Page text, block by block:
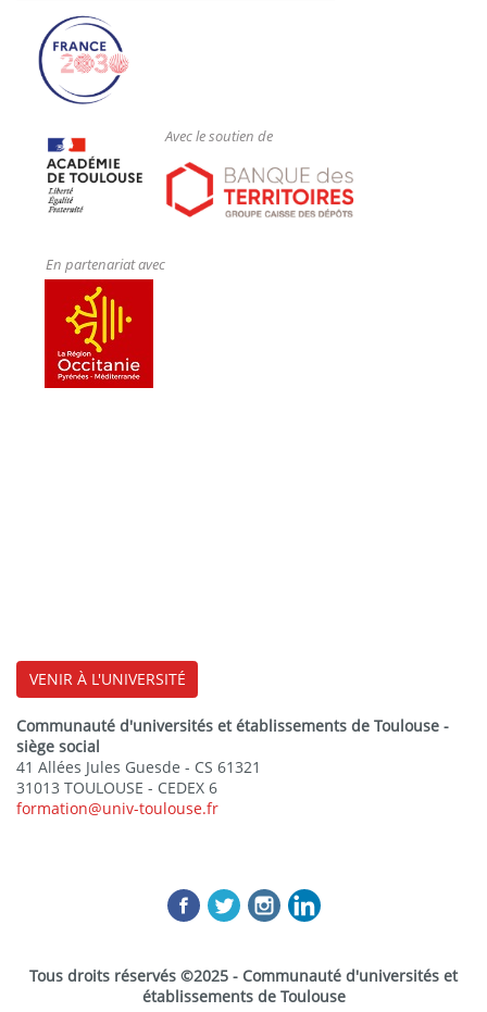
Avec le soutien de
En partenariat avec
VENIR À L'UNIVERSITÉ
Communauté d'universités et établissements de Toulouse -
siège social
41 Allées Jules Guesde - CS 61321
31013 TOULOUSE - CEDEX 6
formation@univ-toulouse.fr
Tous droits réservés ©2025 - Communauté d'universités et
établissements de Toulouse